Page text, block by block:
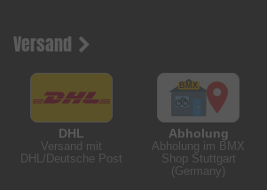
Versand
DHL
Versand mit
DHL/Deutsche Post
Abholung
Abholung im BMX
Shop Stuttgart
(Germany)